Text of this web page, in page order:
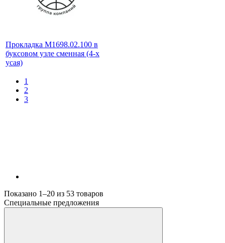
Прокладка М1698.02.100 в
буксовом узле сменная (4-х
усая)
1
2
3
Показано 1–20 из 53 товаров
Специальные предложения